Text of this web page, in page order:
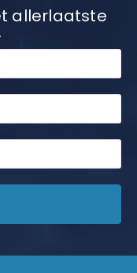
allerlaatste